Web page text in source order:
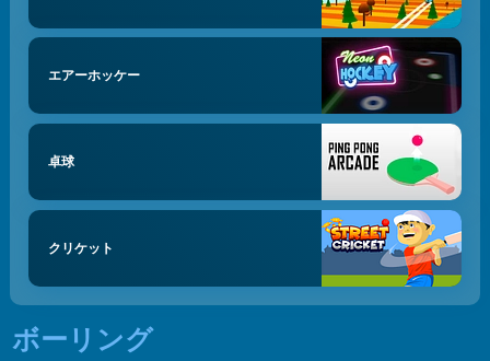
エアーホッケー
卓球
クリケット
ボーリング